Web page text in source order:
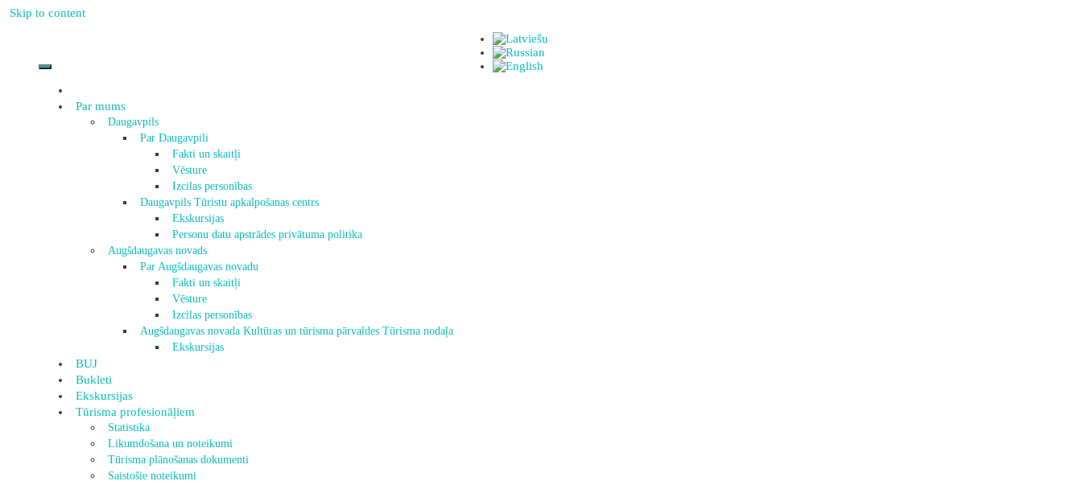
Skip to content
Par mums
Daugavpils
Par Daugavpili
Fakti un skaitļi
Vēsture
Izcilas personības
Daugavpils Tūristu apkalpošanas centrs
Ekskursijas
Personu datu apstrādes privātuma politika
Augšdaugavas novads
Par Augšdaugavas novadu
Fakti un skaitļi
Vēsture
Izcilas personības
Augšdaugavas novada Kultūras un tūrisma pārvaldes Tūrisma nodaļa
Ekskursijas
BUJ
Bukleti
Ekskursijas
Tūrisma profesionāļiem
Statistika
Likumdošana un noteikumi
Tūrisma plānošanas dokumenti
Saistošie noteikumi